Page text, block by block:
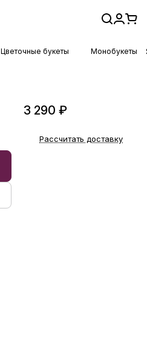
Цветочные букеты Монобукеты
3 290 ₽
Рассчитать доставку